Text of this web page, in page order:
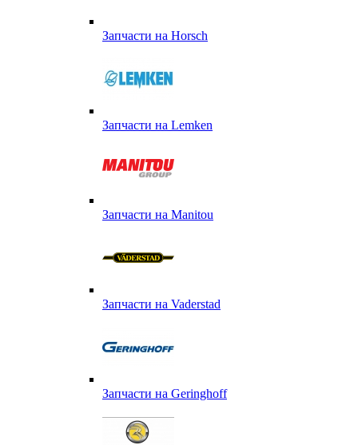
Запчасти на Horsch
Запчасти на Lemken
Запчасти на Manitou
Запчасти на Vaderstad
Запчасти на Geringhoff